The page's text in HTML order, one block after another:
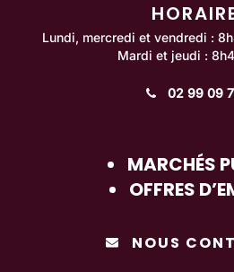
Lundi, mercredi et vendredi :
Mardi et jeudi :
02 99 09
MARCHÉS
OFFRES
NOUS